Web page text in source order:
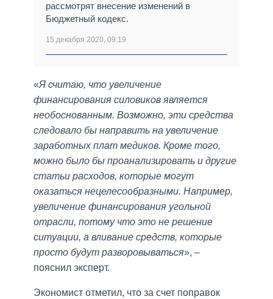
рассмотрят внесение изменений в
Бюджетный кодекс.
15 декабря 2020, 09:19
«Я считаю, что увеличение
финансирования силовиков является
необоснованным. Возможно, эти средства
следовало бы направить на увеличение
заработных плат медиков. Кроме того,
можно было бы проанализировать и другие
статьи расходов, которые могут
оказаться нецелесообразными. Например,
увеличение финансирования угольной
отрасли, потому что это не решение
ситуации, а вливание средств, которые
просто будут разворовываться», ‒
пояснил эксперт.
Экономист отметил, что за счет поправок